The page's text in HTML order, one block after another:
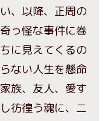
、以降、正周の
っ怪な事件に巻
に見えてくるの
ない人生を懸命
族、友人、愛す
彷徨う魂に、二